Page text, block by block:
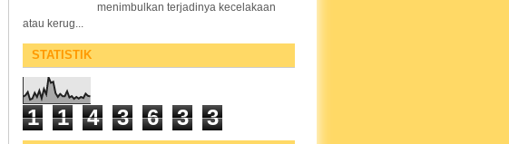
menimbulkan terjadinya kecelakaan
atau kerug...
STATISTIK
1 1 4 3 6 3 3